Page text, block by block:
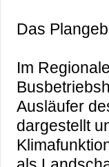
Das
Im
Ausläufer
dargestellt